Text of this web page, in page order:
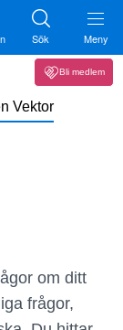
Sök Meny
Bli medlem
Vektor
om ditt
frågor,